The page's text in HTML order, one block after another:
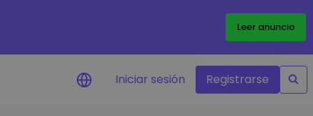
Leer anuncio
Iniciar sesión Registrarse